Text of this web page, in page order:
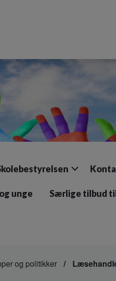
unge Særlige tilbud
og politikker